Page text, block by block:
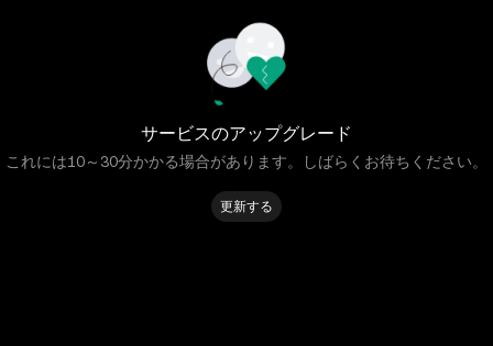
サービスのアップグレード
これには10～30分かかる場合があります。しばらくお待ちください。
更新する